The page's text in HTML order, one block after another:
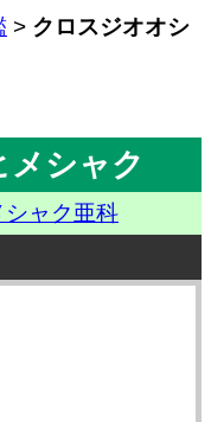
> クロスジオオシ
メシャク
シャク亜科